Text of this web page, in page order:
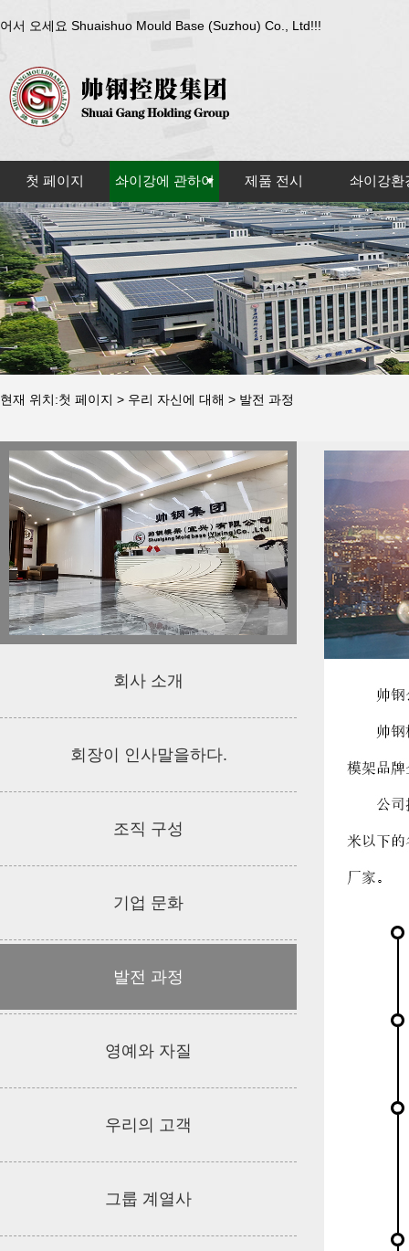
어서 오세요 Shuaishuo Mould Base (Suzhou) Co., Ltd!!!
첫 페이지 솨이강에 관하여 제품 전시 솨이강환
현재 위치:첫 페이지 > 우리 자신에 대해 > 발전 과정
회사 소개
회장이 인사말을하다.
조직 구성
기업 문화
발전 과정
영예와 자질
우리의 고객
그룹 계열사